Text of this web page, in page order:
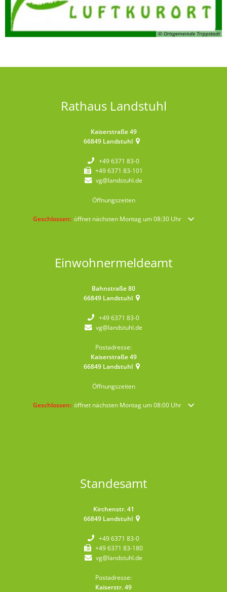
© Ortsgemeinde Trippstadt
Rathaus Landstuhl
Kaiserstraße 49
66849 Landstuhl
+49 6371 83-0
+49 6371 83-101
vg@landstuhl.de
Öffnungszeiten
Klicken, um weitere Öffnungs- oder Schließzeiten auszublenden
Geschlossen: öffnet nächsten Montag um 08:30 Uhr
Einwohnermeldeamt
Bahnstraße 80
66849 Landstuhl
+49 6371 83-0
vg@landstuhl.de
Postadresse:
Kaiserstraße 49
66849 Landstuhl
Öffnungszeiten
Klicken, um weitere Öffnungs- oder Schließzeiten auszublenden
Geschlossen: öffnet nächsten Montag um 08:00 Uhr
Standesamt
Kirchenstr. 41
66849 Landstuhl
+49 6371 83-0
+49 6371 83-180
vg@landstuhl.de
Postadresse:
Kaiserstr. 49